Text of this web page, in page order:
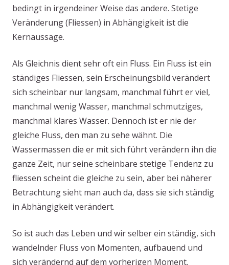
bedingt in irgendeiner Weise das andere. Stetige
Veränderung (Fliessen) in Abhängigkeit ist die
Kernaussage.
Als Gleichnis dient sehr oft ein Fluss. Ein Fluss ist ein
ständiges Fliessen, sein Erscheinungsbild verändert
sich scheinbar nur langsam, manchmal führt er viel,
manchmal wenig Wasser, manchmal schmutziges,
manchmal klares Wasser. Dennoch ist er nie der
gleiche Fluss, den man zu sehe wähnt. Die
Wassermassen die er mit sich führt verändern ihn die
ganze Zeit, nur seine scheinbare stetige Tendenz zu
fliessen scheint die gleiche zu sein, aber bei näherer
Betrachtung sieht man auch da, dass sie sich ständig
in Abhängigkeit verändert.
So ist auch das Leben und wir selber ein ständig, sich
wandelnder Fluss von Momenten, aufbauend und
sich verändernd auf dem vorherigen Moment.